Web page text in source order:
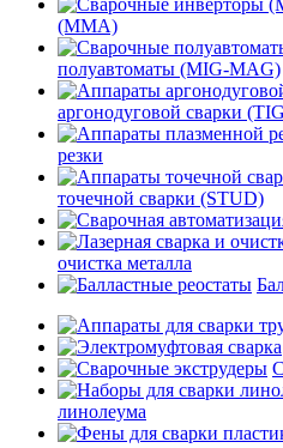
(MMA)
полуавтоматы (MIG-MAG)
аргонодуговой сварки
резки
точечной сварки (STUD)
очистка металла
линолеума